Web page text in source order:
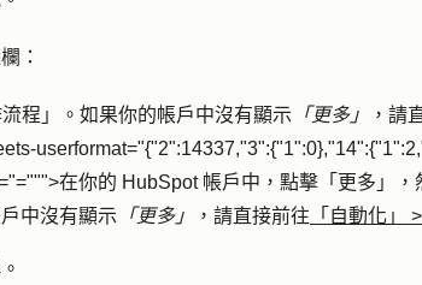
：
程」 。如果你的帳戶中沒有顯示 「更多」 ，請
在你的 HubSpot 帳戶中，點擊 「更多」
中沒有顯示 「更多」 ，請直接前往 「自動化」 >
。